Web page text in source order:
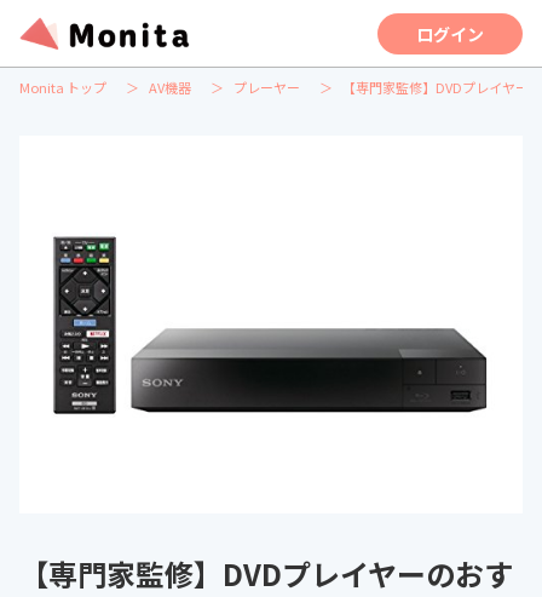
ログイン
Monita トップ AV機器 プレーヤー 【専門家監修】DVDプレイヤ
【専門家監修】DVDプレイヤーのおす